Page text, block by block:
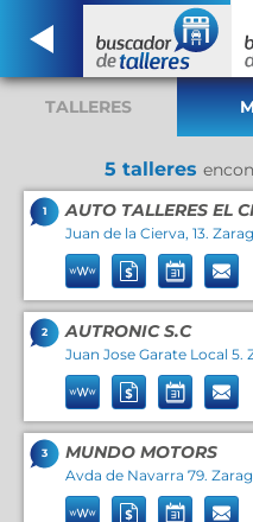
TALLERES
5 talleres
1 AUTO TALLERES EL
Juan de la Cierva, 13.
2 AUTRONIC S.C
Juan Jose Garate Local 5.
3 MUNDO MOTORS
Avda de Navarra 79.